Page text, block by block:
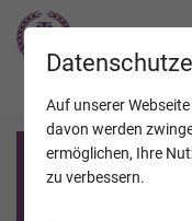
Auf unserer
davon werden
ermöglichen, Ihre
zu verbessern.
JAHRESTAGE